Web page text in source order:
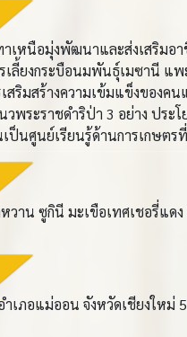
หนือมุ่งพัฒนาและส่งเสริมอ
รเลี้ยงกระบือนมพันธุ์เมซานี
สริมสร้างความเข้มแข็งขอ
ระราชดำริป่า 3 อย่าง ประ
นศูนย์เรียนรู้ด้านการเกษตร
าน ซูกินี มะเขือเทศเชอรี่แ
ภอแม่ออน จังหวัดเชียงใหม่